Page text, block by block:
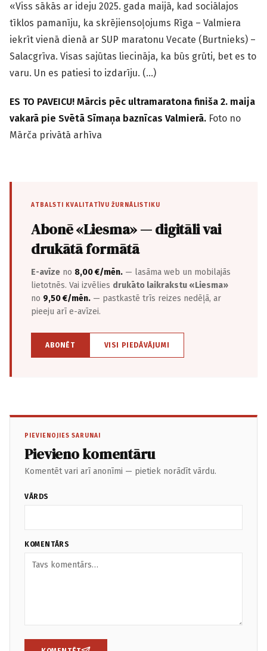
«Viss sākās ar ideju 2025. gada maijā, kad sociālajos
tīklos pamanīju, ka skrējiensoļojums Rīga – Valmiera
iekrīt vienā dienā ar SUP maratonu Vecate (Burtnieks) –
Salacgrīva. Visas sajūtas liecināja, ka būs grūti, bet es to
varu. Un es patiesi to izdarīju. (…)
ES TO PAVEICU! Mārcis pēc ultramaratona finiša 2. maija
vakarā pie Svētā Sīmaņa baznīcas Valmierā. Foto no
Mārča privātā arhīva
ATBALSTI KVALITATĪVU ŽURNĀLISTIKU
Abonē «Liesma» — digitāli vai
drukātā formātā
E-avīze no 8,00 €/mēn. — lasāma web un mobilajās
lietotnēs. Vai izvēlies drukāto laikrakstu «Liesma»
no 9,50 €/mēn. — pastkastē trīs reizes nedēļā, ar
pieeju arī e-avīzei.
ABONĒT VISI PIEDĀVĀJUMI
PIEVIENOJIES SARUNAI
Pievieno komentāru
Komentēt vari arī anonīmi — pietiek norādīt vārdu.
VĀRDS
KOMENTĀRS